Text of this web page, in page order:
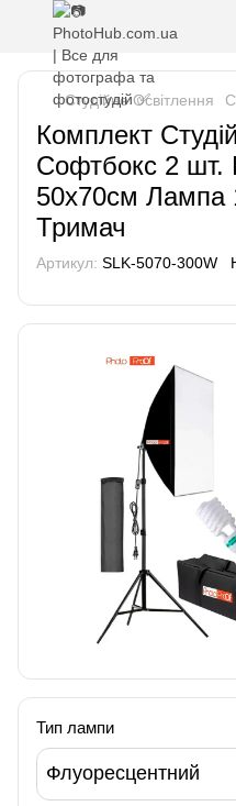
Студійне Освітлення
Комплект
Софтбокс 2 шт.
50x70см Лампа
Тримач
Артикул: SLK-5070-300W
Тип лампи
Флуоресцентний